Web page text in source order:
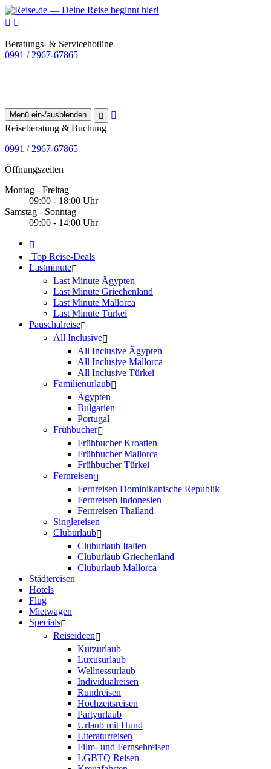
Beratungs- & Servicehotline
0991 / 2967-67865
Menü ein-/ausblenden
Reiseberatung & Buchung
0991 / 2967-67865
Öffnungszeiten
Montag - Freitag
09:00 - 18:00 Uhr
Samstag - Sonntag
09:00 - 14:00 Uhr
Top Reise-Deals
Lastminute
Last Minute Ägypten
Last Minute Griechenland
Last Minute Mallorca
Last Minute Türkei
Pauschalreise
All Inclusive
All Inclusive Ägypten
All Inclusive Mallorca
All Inclusive Türkei
Familienurlaub
Ägypten
Bulgarien
Portugal
Frühbucher
Frühbucher Kroatien
Frühbucher Mallorca
Frühbucher Türkei
Fernreisen
Fernreisen Dominikanische Republik
Fernreisen Indonesien
Fernreisen Thailand
Singlereisen
Cluburlaub
Cluburlaub Italien
Cluburlaub Griechenland
Cluburlaub Mallorca
Städtereisen
Hotels
Flug
Mietwagen
Specials
Reiseideen
Kurzurlaub
Luxusurlaub
Wellnessurlaub
Individualreisen
Rundreisen
Hochzeitsreisen
Partyurlaub
Urlaub mit Hund
Literaturreisen
Film- und Fernsehreisen
LGBTQ Reisen